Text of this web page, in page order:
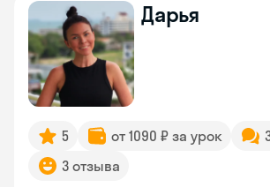
Дарья
5 от 1090 ₽ за урок
3 отзыва